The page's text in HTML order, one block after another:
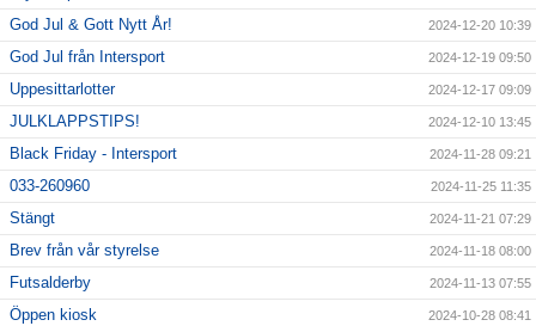
God Jul & Gott Nytt År! 2024-12-20 10:39
God Jul från Intersport 2024-12-19 09:50
Uppesittarlotter 2024-12-17 09:09
JULKLAPPSTIPS! 2024-12-10 13:45
Black Friday - Intersport 2024-11-28 09:21
033-260960 2024-11-25 11:35
Stängt 2024-11-21 07:29
Brev från vår styrelse 2024-11-18 08:00
Futsalderby 2024-11-13 07:55
Öppen kiosk 2024-10-28 08:41